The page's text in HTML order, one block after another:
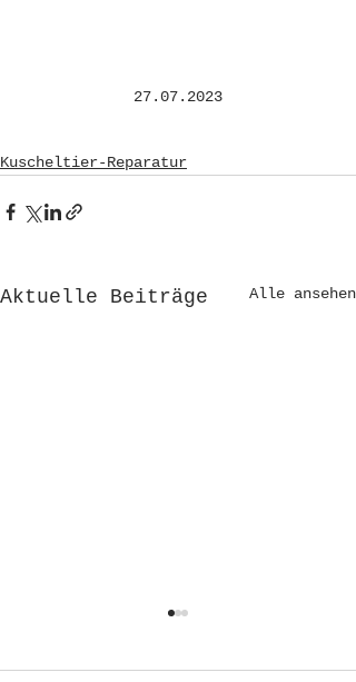
27.07.2023
Kuscheltier-Reparatur
Aktuelle Beiträge Alle ansehen